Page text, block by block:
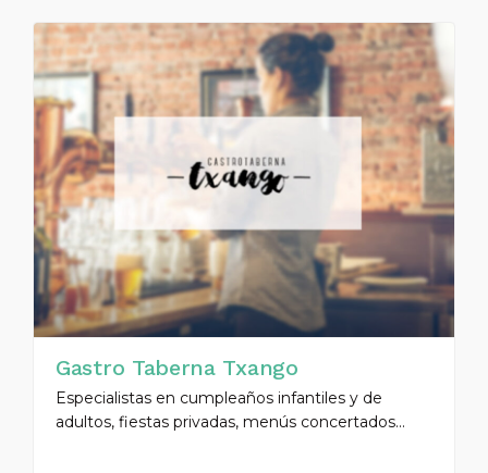
Gastro Taberna Txango
Especialistas en cumpleaños infantiles y de
adultos, fiestas privadas, menús concertados...